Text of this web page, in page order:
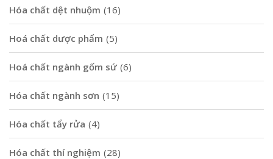
Hóa chất dệt nhuộm (16)
Hoá chất dược phẩm (5)
Hoá chất ngành gốm sứ (6)
Hóa chất ngành sơn (15)
Hóa chất tẩy rửa (4)
Hóa chất thí nghiệm (28)